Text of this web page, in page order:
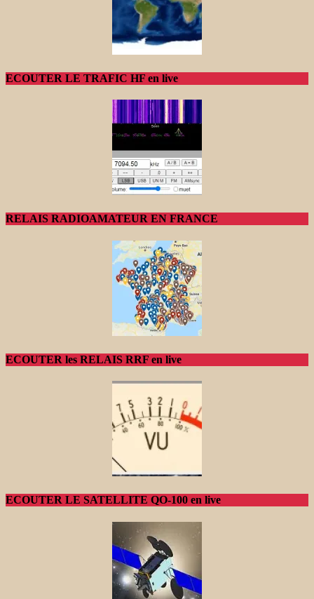
ECOUTER LE TRAFIC HF en live
RELAIS RADIOAMATEUR EN FRANCE
ECOUTER les RELAIS RRF en live
ECOUTER LE SATELLITE QO-100 en live